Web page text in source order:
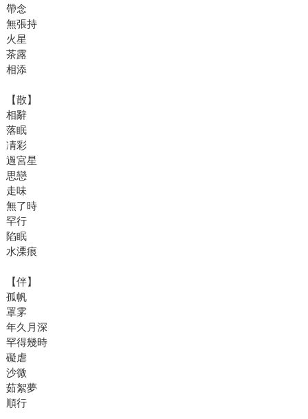
帶念
無張持
火星
茶露
相添
【散】
相辭
落眠
凊彩
過宮星
思戀
走味
無了時
罕行
陷眠
水溧痕
【伴】
孤帆
罩雺
年久月深
罕得幾時
礙虐
沙微
茹絮夢
順行